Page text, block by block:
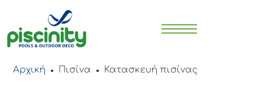
Αρχική ● Πισίνα ● Κατασκευή πισίνας